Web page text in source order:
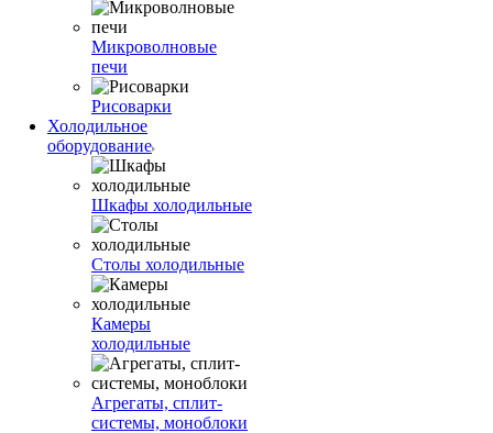
Микроволновые
печи
Рисоварки
Холодильное
оборудование
Шкафы холодильные
Столы холодильные
Камеры
холодильные
Агрегаты, сплит-
системы, моноблоки